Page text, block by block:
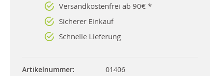
Versandkostenfrei ab 90€ *
Sicherer Einkauf
Schnelle Lieferung
Artikelnummer
01406